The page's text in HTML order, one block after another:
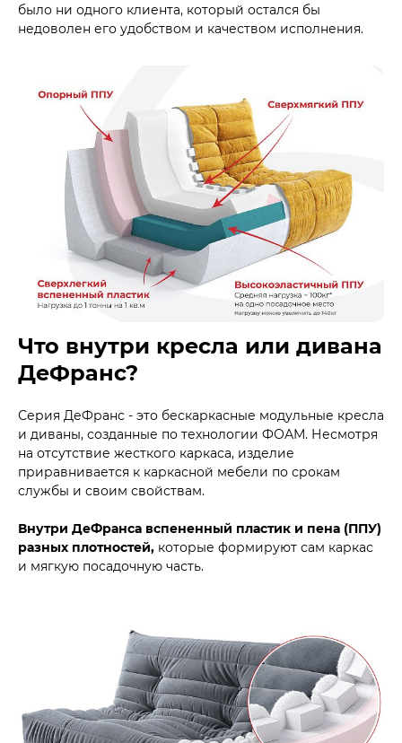
было ни одного клиента, который остался бы
недоволен его удобством и качеством исполнения.
Что внутри кресла или дивана
ДеФранс?
Серия ДеФранс - это бескаркасные модульные кресла
и диваны, созданные по технологии ФОАМ. Несмотря
на отсутствие жесткого каркаса, изделие
приравнивается к каркасной мебели по срокам
службы и своим свойствам.
Внутри ДеФранса вспененный пластик и пена (ППУ)
разных плотностей, которые формируют сам каркас
и мягкую посадочную часть.